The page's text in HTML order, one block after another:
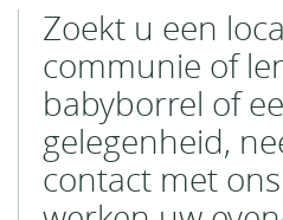
Zoekt u een
communie of
babyborrel of
gelegenheid,
contact met